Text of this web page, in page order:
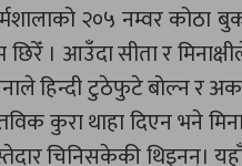
२०५ नम्वर कोठा बुक
। आउँदा सीता र
हिन्दी टुठेफुटे बोल्न र
कुरा थाहा दिएन भने
चिनिसकेकी थिइनन्।